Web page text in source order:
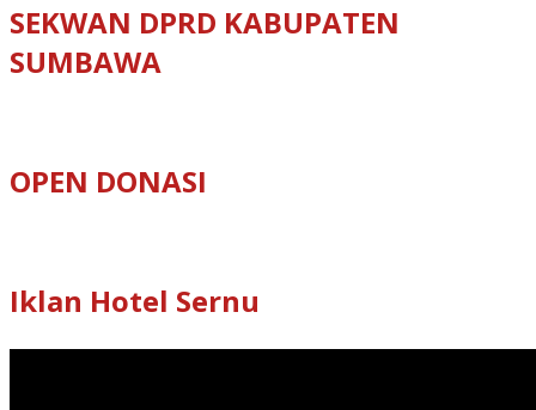
SEKWAN DPRD KABUPATEN
SUMBAWA
OPEN DONASI
Iklan Hotel Sernu